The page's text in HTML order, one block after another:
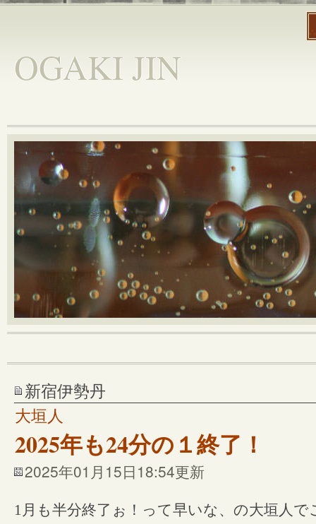
OGAKI JIN
新宿伊勢丹
大垣人
2025年も24分の１終了！
2025年01月15日18:54更新
1月も半分終了ぉ！って早いな、の大垣人